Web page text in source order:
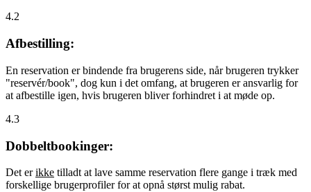
4.2
Afbestilling:
En reservation er bindende fra brugerens side, når brugeren trykker
"reservér/book", dog kun i det omfang, at brugeren er ansvarlig for
at afbestille igen, hvis brugeren bliver forhindret i at møde op.
4.3
Dobbeltbookinger:
Det erikke tilladt at lave samme reservation flere gange i træk med
forskellige brugerprofiler for at opnå størst mulig rabat.